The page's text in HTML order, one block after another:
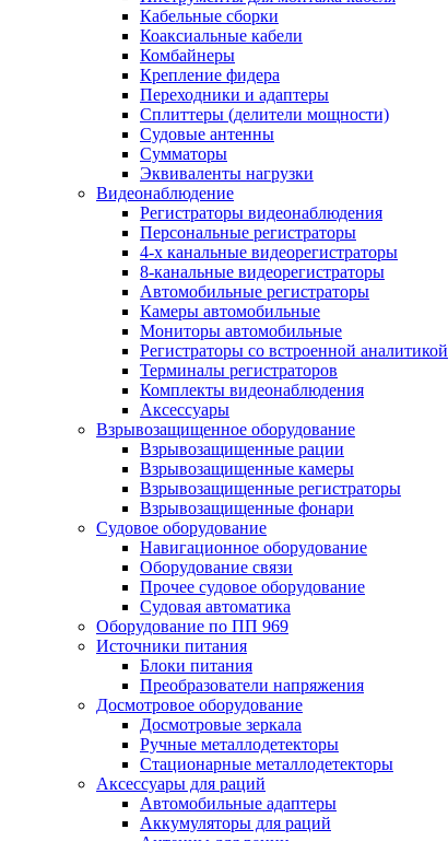
Кабельные сборки
Коаксиальные кабели
Комбайнеры
Крепление фидера
Переходники и адаптеры
Сплиттеры (делители мощности)
Судовые антенны
Сумматоры
Эквиваленты нагрузки
Видеонаблюдение
Регистраторы видеонаблюдения
Персональные регистраторы
4-х канальные видеорегистраторы
8-канальные видеорегистраторы
Автомобильные регистраторы
Камеры автомобильные
Мониторы автомобильные
Регистраторы со встроенной аналитикой
Терминалы регистраторов
Комплекты видеонаблюдения
Аксессуары
Взрывозащищенное оборудование
Взрывозащищенные рации
Взрывозащищенные камеры
Взрывозащищенные регистраторы
Взрывозащищенные фонари
Судовое оборудование
Навигационное оборудование
Оборудование связи
Прочее судовое оборудование
Судовая автоматика
Оборудование по ПП 969
Источники питания
Блоки питания
Преобразователи напряжения
Досмотровое оборудование
Досмотровые зеркала
Ручные металлодетекторы
Стационарные металлодетекторы
Аксессуары для раций
Автомобильные адаптеры
Аккумуляторы для раций